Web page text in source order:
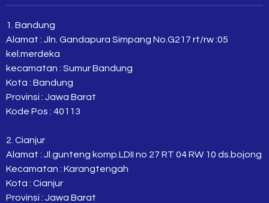
1. Bandung
Alamat : Jln. Gandapura Simpang No.G217 rt/rw :05
kel.merdeka
kecamatan : Sumur Bandung
Kota : Bandung
Provinsi : Jawa Barat
Kode Pos : 40113
2. Cianjur
Alamat : Jl.gunteng komp.LDII no 27 RT 04 RW 10 ds.bojong
Kecamatan : Karangtengah
Kota : Cianjur
Provinsi : Jawa Barat